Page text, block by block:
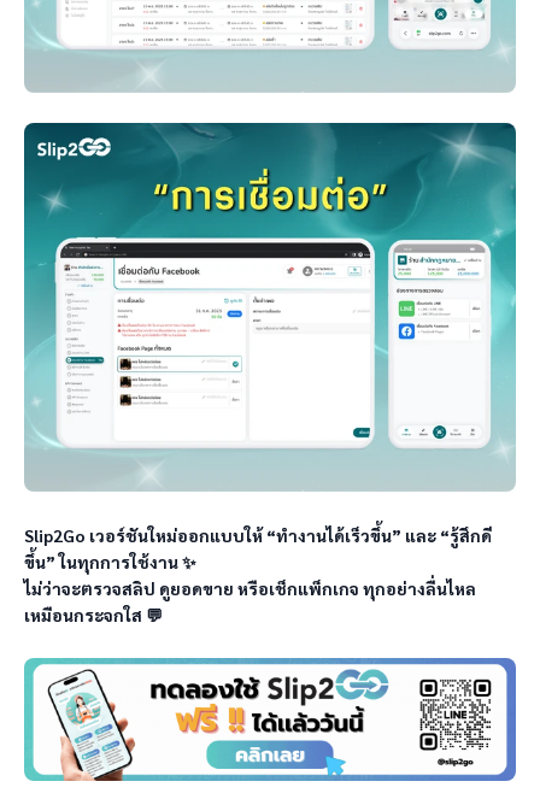
Slip2Go เวอร์ชันใหม่ออกแบบให้ “ทำงานได้เร็วขึ้น” และ “รู้สึกดี
ขึ้น” ในทุกการใช้งาน ✨
ไม่ว่าจะตรวจสลิป ดูยอดขาย หรือเช็กแพ็กเกจ ทุกอย่างลื่นไหล